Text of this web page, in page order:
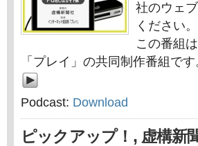
社のウェ
ください。
この番組
「プレイ」の共同制作番組です
Podcast: Download
ピックアップ！ , 虚構新